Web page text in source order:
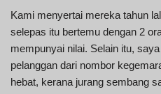
Kami menyertai mereka tahun
selepas itu bertemu dengan 2
mempunyai nilai. Selain itu,
pelanggan dari nombor
hebat, kerana jurang sembang